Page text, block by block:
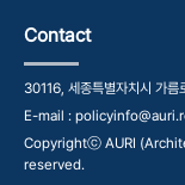
Contact
30116, 세종특별자치시 가
E-mail :
Copyrightⓒ AURI
reserved.